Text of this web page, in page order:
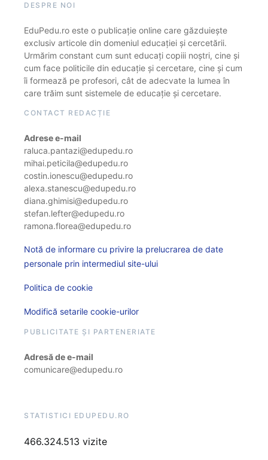
DESPRE NOI
EduPedu.ro este o publicație online care găzduiește
exclusiv articole din domeniul educației și cercetării.
Urmărim constant cum sunt educați copiii noștri, cine și
cum face politicile din educație și cercetare, cine și cum
îi formează pe profesori, cât de adecvate la lumea în
care trăim sunt sistemele de educație și cercetare.
CONTACT REDACȚIE
Adrese e-mail
raluca.pantazi@edupedu.ro
mihai.peticila@edupedu.ro
costin.ionescu@edupedu.ro
alexa.stanescu@edupedu.ro
diana.ghimisi@edupedu.ro
stefan.lefter@edupedu.ro
ramona.florea@edupedu.ro
Notă de informare cu privire la prelucrarea de date
personale prin intermediul site-ului
Politica de cookie
Modifică setarile cookie-urilor
PUBLICITATE ȘI PARTENERIATE
Adresă de e-mail
comunicare@edupedu.ro
STATISTICI EDUPEDU.RO
466.324.513 vizite